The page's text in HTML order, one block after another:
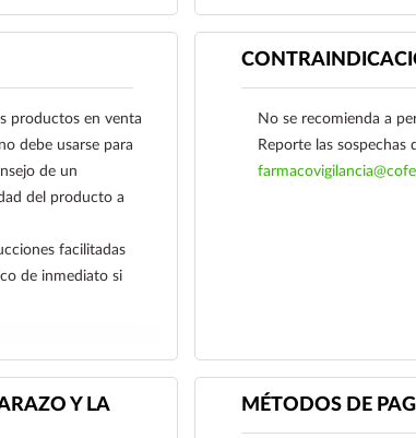
productos en venta
debe usarse para
de un
del producto a
facilitadas
de inmediato si
No se recomienda a
Reporte las sospechas
Y LA
MÉTODOS DE